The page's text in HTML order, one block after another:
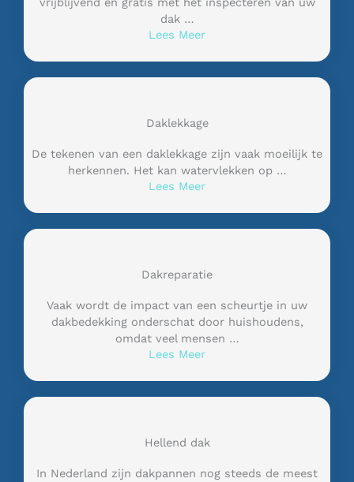
dak …
Lees Meer
Daklekkage
De tekenen van een daklekkage zijn vaak moeilijk te
herkennen. Het kan watervlekken op …
Lees Meer
Dakreparatie
Vaak wordt de impact van een scheurtje in uw
dakbedekking onderschat door huishoudens,
omdat veel mensen …
Lees Meer
Hellend dak
In Nederland zijn dakpannen nog steeds de meest